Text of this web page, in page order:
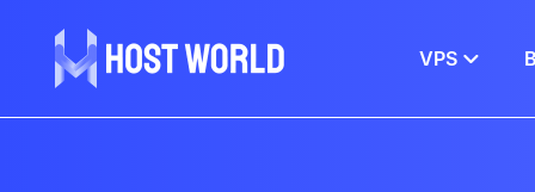
VPS